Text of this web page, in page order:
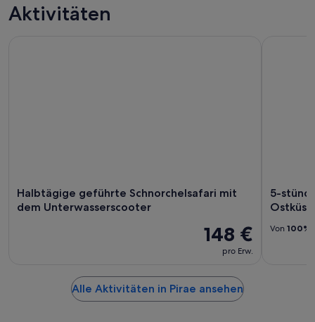
Aktivitäten
Halbtägige geführte Schnorchelsafari mit
dem Unterwasserscooter
148 €
pro Erw.
5-
Von 100%
Alle Aktivitäten in Pirae ansehen